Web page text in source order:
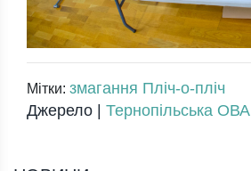
Мітки: змагання Пліч-о-пліч
Джерело | Тернопільська ОВА